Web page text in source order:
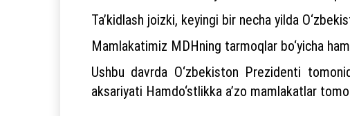
Ta’kidlash joizki, keyingi bir necha yilda
Mamlakatimiz MDHning tarmoqlar bo‘yicha
Ushbu davrda O‘zbekiston Prezidenti
aksariyati Hamdo‘stlikka a’zo mamlakatlar